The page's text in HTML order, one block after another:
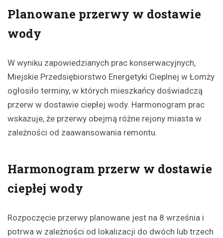
Planowane przerwy w dostawie
wody
W wyniku zapowiedzianych prac konserwacyjnych,
Miejskie Przedsiębiorstwo Energetyki Cieplnej w Łomży
ogłosiło terminy, w których mieszkańcy doświadczą
przerw w dostawie ciepłej wody. Harmonogram prac
wskazuje, że przerwy obejmą różne rejony miasta w
zależności od zaawansowania remontu.
Harmonogram przerw w dostawie
ciepłej wody
Rozpoczęcie przerwy planowane jest na 8 września i
potrwa w zależności od lokalizacji do dwóch lub trzech